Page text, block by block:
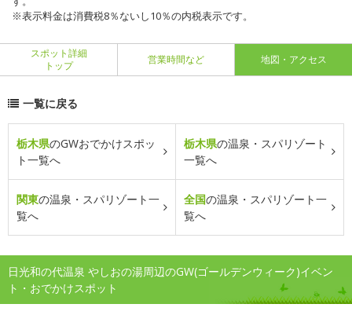
※表示料金は消費税8％ないし10％の内税表示です。
スポット詳細
トップ
営業時間など 地図・アクセス
一覧に戻る
栃木県のGWおでかけスポッ
ト一覧へ
栃木県の温泉・スパリゾート
一覧へ
関東の温泉・スパリゾート一
覧へ
全国の温泉・スパリゾート一
覧へ
日光和の代温泉 やしおの湯周辺のGW(ゴールデンウィーク)イベン
ト・おでかけスポット